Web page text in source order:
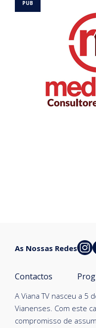
A Viana TV nasceu a 5
Vianenses. Com este
compromisso de
Contactos
As Nossas Redes